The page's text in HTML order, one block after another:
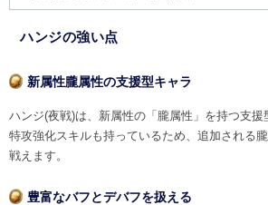
ハンジの強い点
新属性朧属性の支援型キャラ
ハンジ(夜戦)は、新属性の「朧属性」を持つ支
特攻強化スキルも持っているため、追加される
戦えます。
豊富なバフとデバフを扱える